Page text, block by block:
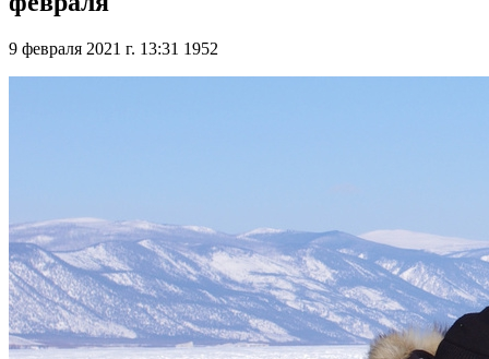
9 февраля 2021 г. 13:31 1952